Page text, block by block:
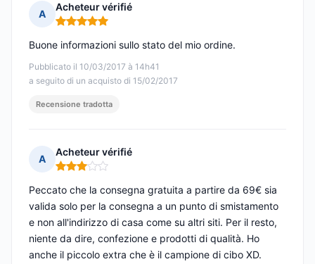
A
Acheteur vérifié
Nota: 5 su 5
Pubblicato il 10/03/2017 à 14h41
a seguito di un acquisto di 15/02/2017
Buone informazioni sullo stato del mio ordine.
Recensione tradotta
A
Acheteur vérifié
Nota: 3 su 5
Peccato che la consegna gratuita a partire da 69€ sia
valida solo per la consegna a un punto di smistamento
e non all'indirizzo di casa come su altri siti. Per il resto,
niente da dire, confezione e prodotti di qualità. Ho
anche il piccolo extra che è il campione di cibo XD.